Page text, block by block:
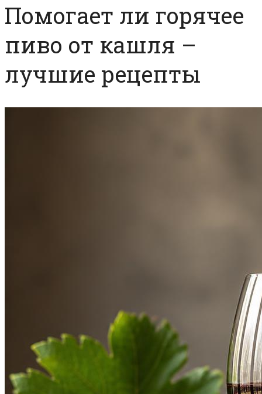
Помогает ли горячее
пиво от кашля –
лучшие рецепты